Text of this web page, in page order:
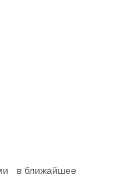
в ближайшее